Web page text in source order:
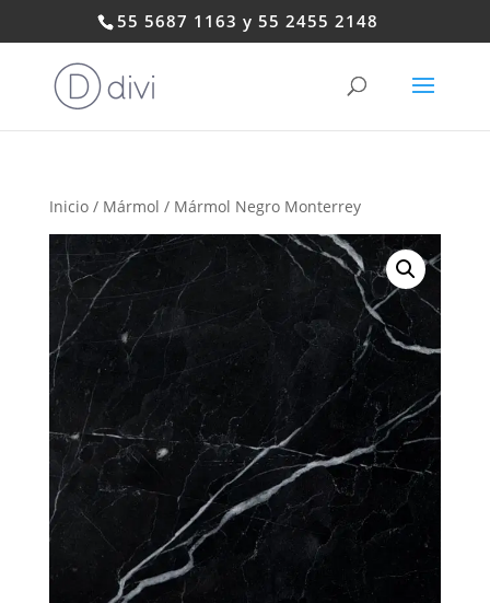
55 5687 1163 y 55 2455 2148
Inicio/ Mármol / Mármol Negro Monterrey